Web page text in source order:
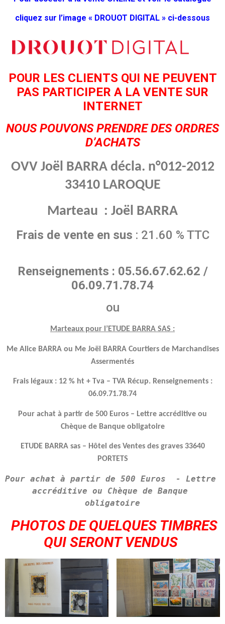
cliquez sur l’image « DROUOT DIGITAL » ci-dessous
POUR LES CLIENTS QUI NE PEUVENT
PAS PARTICIPER A LA VENTE SUR
INTERNET
NOUS POUVONS PRENDRE DES ORDRES
D’ACHATS
OVV Joël BARRA décla. n°012-2012
33410 LAROQUE
Marteau : Joël BARRA
Frais de vente en sus : 21.60 % TTC
Renseignements : 05.56.67.62.62 /
06.09.71.78.74
ou
Marteaux pour l’ETUDE BARRA SAS :
Me Alice BARRA ou Me Joël BARRA Courtiers de Marchandises
Assermentés
Frais légaux : 12 % ht + Tva – TVA Récup. Renseignements :
06.09.71.78.74
Pour achat à partir de 500 Euros – Lettre accréditive ou
Chèque de Banque obligatoire
ETUDE BARRA sas – Hôtel des Ventes des graves 33640
PORTETS
Pour achat à partir de 500 Euros - Lettre
accréditive ou Chèque de Banque
obligatoire
PHOTOS DE QUELQUES TIMBRES
QUI SERONT VENDUS